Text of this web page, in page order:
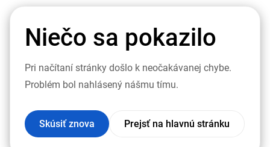
Niečo sa pokazilo
Pri načítaní stránky došlo k neočakávanej chybe.
Problém bol nahlásený nášmu tímu.
Skúsiť znova Prejsť na hlavnú stránku